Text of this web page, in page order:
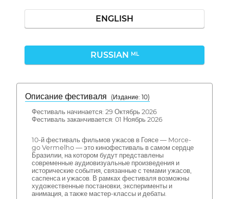
ENGLISH
RUSSIAN ML
Описание фестиваля
( Издание: 10)
Фестиваль начинается: 29 Октябрь 2026
Фестиваль заканчивается: 01 Ноябрь 2026
10-й фестиваль фильмов ужасов в Гоясе — Morce-
go Vermelho — это кинофестиваль в самом сердце
Бразилии, на котором будут представлены
современные аудиовизуальные произведения и
исторические события, связанные с темами ужасов,
саспенса и ужасов. В рамках фестиваля возможны
художественные постановки, эксперименты и
анимация, а также мастер-классы и дебаты.